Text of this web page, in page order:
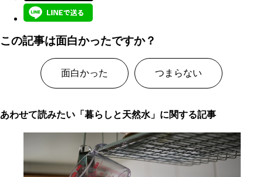
この記事は面白かったですか？
面白かった つまらない
あわせて読みたい「暮らしと天然水」に関する記事